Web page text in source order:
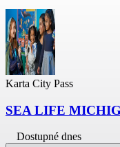
Karta City Pass
SEA LIFE
Dostupné dnes